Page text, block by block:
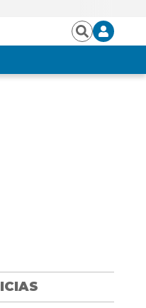
BuscarIniciar
sesión